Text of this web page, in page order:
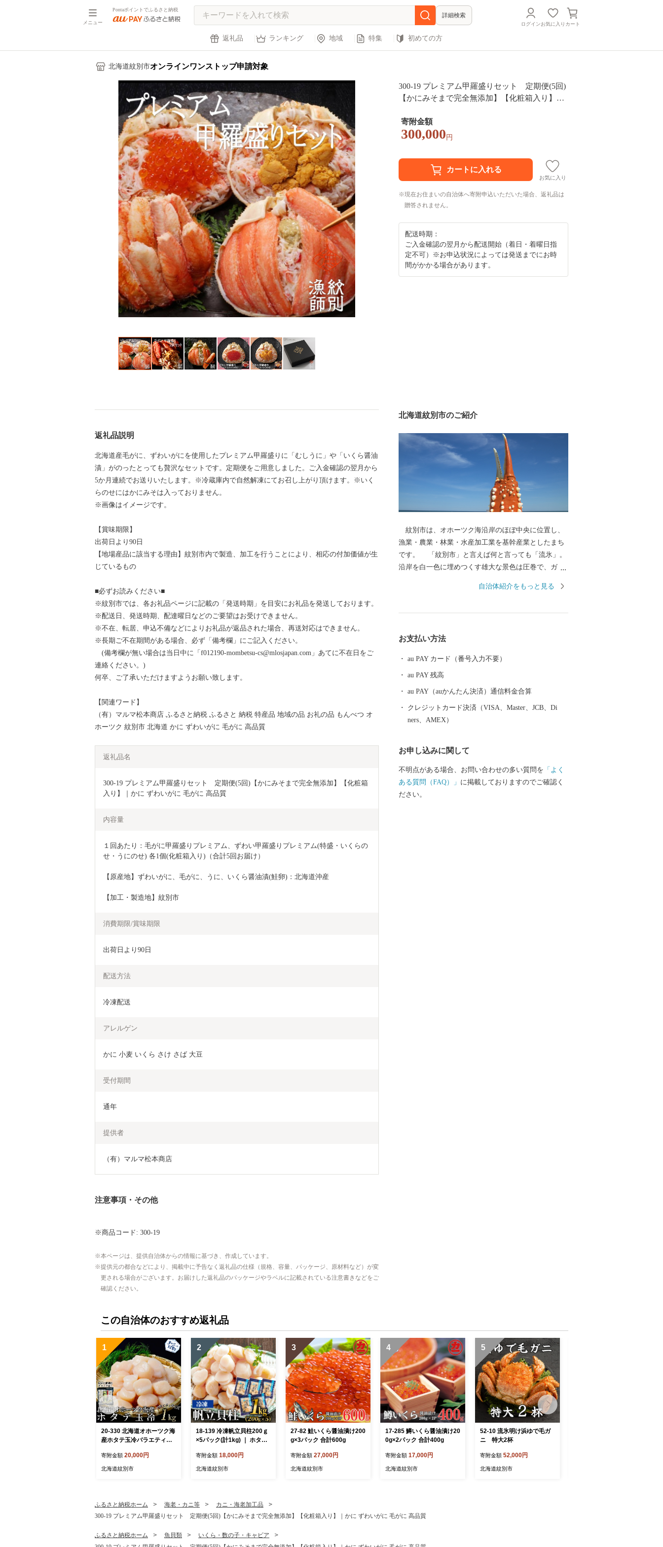
メニュー
Pontaポイントでふるさと納税
詳細検索
ログインお気に入り カート
返礼品 ランキング 地域 特集 初めての方
北海道紋別市オンラインワンストップ申請対象
300-19 プレミアム甲羅盛りセット 定期便(5回)
【かにみそまで完全無添加】【化粧箱入り】｜
寄附金額
300,000 円
お気に入り
現在お住まいの自治体へ寄附申込いただいた場合、返礼品は
贈答されません。
配送時期：
ご入金確認の翌月から配送開始（着日・着曜日指
定不可）※お申込状況によっては発送までにお時
間がかかる場合があります。
返礼品説明
北海道産毛がに、ずわいがにを使用したプレミアム甲羅盛りに「むしうに」や「いくら醤油
漬」がのったとっても贅沢なセットです。定期便をご用意しました。ご入金確認の翌月から
5か月連続でお送りいたします。※冷蔵庫内で自然解凍にてお召し上がり頂けます。※いく
らのせにはかにみそは入っておりません。
※画像はイメージです。
【賞味期限】
出荷日より90日
【地場産品に該当する理由】紋別市内で製造、加工を行うことにより、相応の付加価値が生
じているもの
■必ずお読みください■
※紋別市では、各お礼品ページに記載の「発送時期」を目安にお礼品を発送しております。
※配送日、発送時期、配達曜日などのご要望はお受けできません。
※不在、転居、申込不備などによりお礼品が返品された場合、再送対応はできません。
※長期ご不在期間がある場合、必ず「備考欄」にご記入ください。
(備考欄が無い場合は当日中に「f012190-mombetsu-cs@mlosjapan.com」あてに不在日をご
連絡ください。)
何卒、ご了承いただけますようお願い致します。
【関連ワード】
（有）マルマ松本商店 ふるさと納税 ふるさと 納税 特産品 地域の品 お礼の品 もんべつ オ
ホーツク 紋別市 北海道 かに ずわいがに 毛がに 高品質
返礼品名
300-19 プレミアム甲羅盛りセット　定期便(5回)【かにみそまで完全無添加】【化粧箱
入り】｜かに ずわいがに 毛がに 高品質
内容量
１回あたり：毛がに甲羅盛りプレミアム、ずわい甲羅盛りプレミアム(特盛・いくらの
せ・うにのせ) 各1個(化粧箱入り)（合計5回お届け）
【原産地】ずわいがに、毛がに、うに、いくら醤油漬(鮭卵)：北海道沖産
【加工・製造地】紋別市
消費期限/賞味期限
出荷日より90日
配送方法
冷凍配送
アレルゲン
かに 小麦 いくら さけ さば 大豆
受付期間
通年
提供者
（有）マルマ松本商店
注意事項・その他
※商品コード: 300-19
本ページは、提供自治体からの情報に基づき、作成しています。
提供元の都合などにより、掲載中に予告なく返礼品の仕様（規格、容量、パッケージ、原材料など）が変
更される場合がございます。お届けした返礼品のパッケージやラベルに記載されている注意書きなどをご
確認ください。
北海道紋別市のご紹介
紋別市は、オホーツク海沿岸のほぼ中央に位置し、
漁業・農業・林業・水産加工業を基幹産業としたまち
です。 「紋別市」と言えば何と言っても「流氷」。
沿岸を白一色に埋めつくす雄大な景色は圧巻で、ガリ
がはぐくむ豊かな海で、毛ガニ・ズワイガニ・タラバ
を主体としています。
自治体紹介をもっと見る
お支払い方法
au PAY カード（番号入力不要）
au PAY 残高
au PAY（auかんたん決済）通信料金合算
クレジットカード決済（VISA、Master、JCB、Di
ners、AMEX）
お申し込みに関して
不明点がある場合、お問い合わせの多い質問を 「よく
ある質問（FAQ）」 に掲載しておりますのでご確認く
ださい。
この自治体のおすすめ返礼品
1
20-330 北海道オホーツク海
産ホタテ玉冷バラエティサ
不揃い
寄附金額 20,000円
北海道紋別市
2
18-139 冷凍帆立貝柱200ｇ
×5パック(計1kg) ｜ ホタテ
寄附金額 18,000円
北海道紋別市
3
27-82 鮭いくら醤油漬け200
g×3パック 合計600g
寄附金額 27,000円
北海道紋別市
4
17-285 鱒いくら醤油漬け20
0g×2パック 合計400g
寄附金額 17,000円
北海道紋別市
5
52-10 流氷明け浜ゆで毛ガ
ニ 特大2杯
寄附金額 52,000円
北海道紋別市
ふるさと納税ホーム 海老・カニ等
カニ・海老加工品
300-19 プレミアム甲羅盛りセット 定期便(5回)【かにみそまで完全無添加】【化粧箱入り】｜かに ずわいがに 毛がに 高品質
ふるさと納税ホーム 魚貝類
いくら・数の子・キャビア